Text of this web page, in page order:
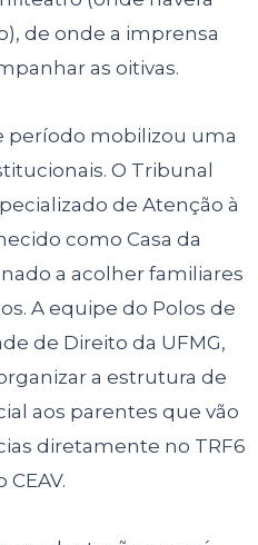
de onde a imprensa
as oitivas.
período mobilizou uma
O Tribunal
de Atenção à
como Casa da
a acolher familiares
A equipe do Polos de
de Direito da UFMG,
a estrutura de
aos parentes que vão
diretamente no TRF6
CEAV.